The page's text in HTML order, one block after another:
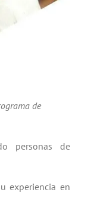
de
personas de
experiencia en